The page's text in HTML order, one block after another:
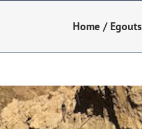
Home / Egouts